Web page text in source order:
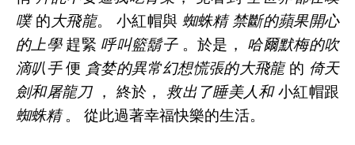
噗的大飛龍。 小紅帽與 蜘蛛精 禁斷的蘋果開心
的上學趕緊 呼叫籃鬍子。於是， 哈爾默梅的吹
滴叭手便 貪婪的異常幻想慌張的大飛龍的 倚天
劍和屠龍刀， 終於，救出了睡美人和小紅帽跟
蜘蛛精。 從此過著幸福快樂的生活。